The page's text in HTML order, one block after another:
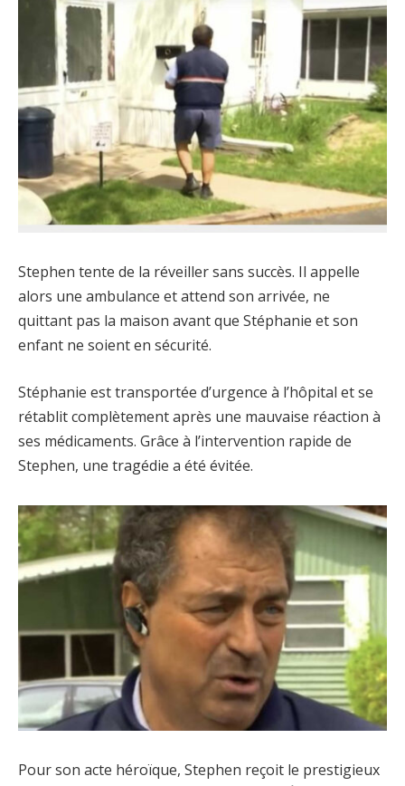
Stephen tente de la réveiller sans succès. Il appelle
alors une ambulance et attend son arrivée, ne
quittant pas la maison avant que Stéphanie et son
enfant ne soient en sécurité.
Stéphanie est transportée d’urgence à l’hôpital et se
rétablit complètement après une mauvaise réaction à
ses médicaments. Grâce à l’intervention rapide de
Stephen, une tragédie a été évitée.
Pour son acte héroïque, Stephen reçoit le prestigieux